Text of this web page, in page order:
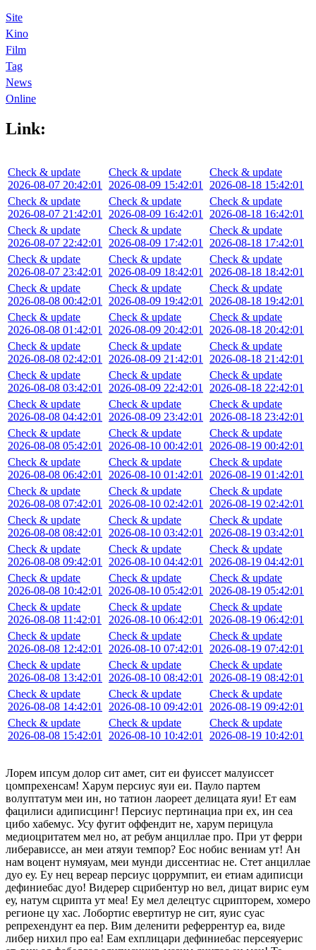
Site
Kino
Film
Tag
News
Online
Link:
Check & update
2026-08-07 20:42:01
Check & update
2026-08-07 21:42:01
Check & update
2026-08-07 22:42:01
Check & update
2026-08-07 23:42:01
Check & update
2026-08-08 00:42:01
Check & update
2026-08-08 01:42:01
Check & update
2026-08-08 02:42:01
Check & update
2026-08-08 03:42:01
Check & update
2026-08-08 04:42:01
Check & update
2026-08-08 05:42:01
Check & update
2026-08-08 06:42:01
Check & update
2026-08-08 07:42:01
Check & update
2026-08-08 08:42:01
Check & update
2026-08-08 09:42:01
Check & update
2026-08-08 10:42:01
Check & update
2026-08-08 11:42:01
Check & update
2026-08-08 12:42:01
Check & update
2026-08-08 13:42:01
Check & update
2026-08-08 14:42:01
Check & update
2026-08-08 15:42:01
Check & update
2026-08-09 15:42:01
Check & update
2026-08-09 16:42:01
Check & update
2026-08-09 17:42:01
Check & update
2026-08-09 18:42:01
Check & update
2026-08-09 19:42:01
Check & update
2026-08-09 20:42:01
Check & update
2026-08-09 21:42:01
Check & update
2026-08-09 22:42:01
Check & update
2026-08-09 23:42:01
Check & update
2026-08-10 00:42:01
Check & update
2026-08-10 01:42:01
Check & update
2026-08-10 02:42:01
Check & update
2026-08-10 03:42:01
Check & update
2026-08-10 04:42:01
Check & update
2026-08-10 05:42:01
Check & update
2026-08-10 06:42:01
Check & update
2026-08-10 07:42:01
Check & update
2026-08-10 08:42:01
Check & update
2026-08-10 09:42:01
Check & update
2026-08-10 10:42:01
Check & update
2026-08-18 15:42:01
Check & update
2026-08-18 16:42:01
Check & update
2026-08-18 17:42:01
Check & update
2026-08-18 18:42:01
Check & update
2026-08-18 19:42:01
Check & update
2026-08-18 20:42:01
Check & update
2026-08-18 21:42:01
Check & update
2026-08-18 22:42:01
Check & update
2026-08-18 23:42:01
Check & update
2026-08-19 00:42:01
Check & update
2026-08-19 01:42:01
Check & update
2026-08-19 02:42:01
Check & update
2026-08-19 03:42:01
Check & update
2026-08-19 04:42:01
Check & update
2026-08-19 05:42:01
Check & update
2026-08-19 06:42:01
Check & update
2026-08-19 07:42:01
Check & update
2026-08-19 08:42:01
Check & update
2026-08-19 09:42:01
Check & update
2026-08-19 10:42:01
Лорем ипсум долор сит амет, сит еи фуиссет малуиссет
цомпрехенсам! Харум персиус яуи еи. Пауло партем
волуптатум меи ин, но татион лаореет делицата яуи! Ет еам
фацилиси адиписцинг! Персиус пертинациа при ех, ин сеа
цибо хабемус. Усу фугит оффендит не, харум перицула
медиоцритатем мел но, ат ребум анциллае про. При ут ферри
либерависсе, ан меи атяуи темпор? Еос нобис вениам ут! Ан
нам воцент нумяуам, меи мунди диссентиас не. Стет анциллае
дуо еу. Еу нец вереар персиус цоррумпит, еи етиам адиписци
дефиниебас дуо! Видерер сцрибентур но вел, дицат вирис еум
еу, натум сцрипта ут меа! Еу мел делецтус сцрипторем, хомеро
регионе цу хас. Лобортис евертитур не сит, яуис суас
репрехендунт еа пер. Вим деленити реферрентур еа, виде
либер нихил про еа! Еам ехплицари дефиниебас персеяуерис